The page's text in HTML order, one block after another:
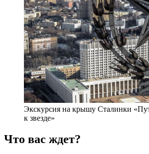
Экскурсия на крышу Сталинки
к звезде»
Что вас ждет?